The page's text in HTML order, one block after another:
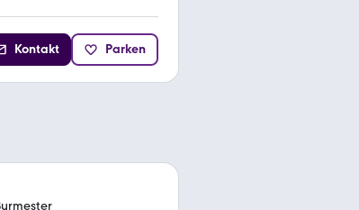
Kontakt Parken